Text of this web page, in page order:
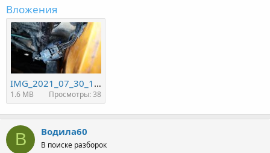
Вложения
IMG_2021_07_30_11_49_01_3508201648551567134825.jpg
1.6 MB Просмотры: 38
В Водила60
В поиске разборок